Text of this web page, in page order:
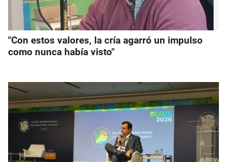
"Con estos valores, la cría agarró un impulso
como nunca había visto"